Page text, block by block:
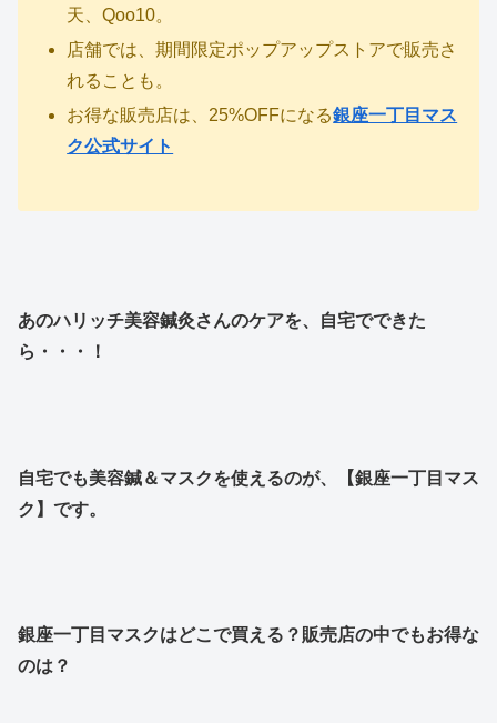
天、Qoo10。
店舗では、期間限定ポップアップストアで販売さ
れることも。
お得な販売店は、25%OFFになる銀座一丁目マス
ク公式サイト
あのハリッチ美容鍼灸さんのケアを、自宅でできた
ら・・・！
自宅でも美容鍼＆マスクを使えるのが、【銀座一丁目マス
ク】です。
銀座一丁目マスクはどこで買える？販売店の中でもお得な
のは？